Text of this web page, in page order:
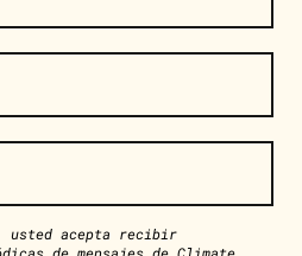
acepta recibir